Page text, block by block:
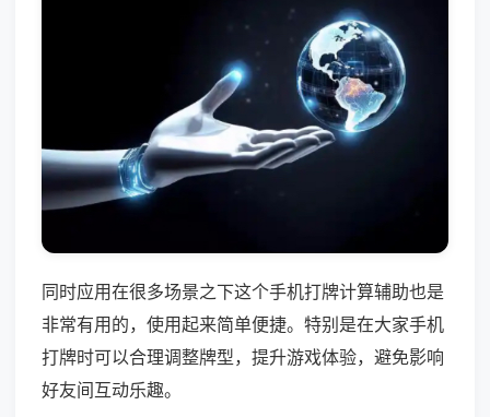
同时应用在很多场景之下这个手机打牌计算辅助也是
非常有用的，使用起来简单便捷。特别是在大家手机
打牌时可以合理调整牌型，提升游戏体验，避免影响
好友间互动乐趣。